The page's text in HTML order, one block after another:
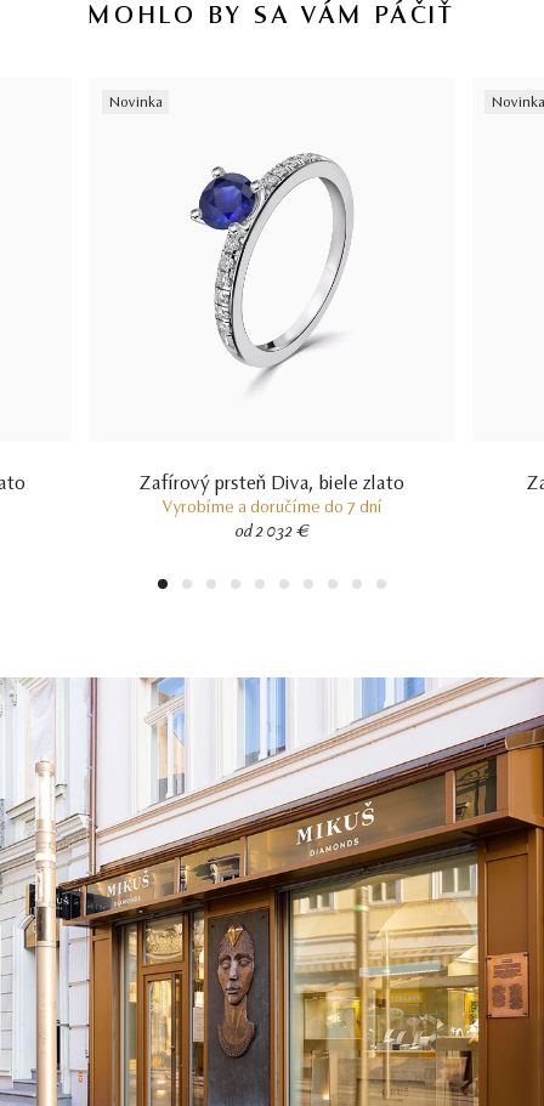
certifikácii diamantov sa dozviete aj v našich dvoch videách –
MOHLO BY SA VÁM PÁČIŤ
Novinka
Zafírový prsteň Diva, biele zlato
Vyrobíme a doručíme do 7 dní
od 2 032 €
Novinka
1 2 3 4 5 6 7 8 9 10